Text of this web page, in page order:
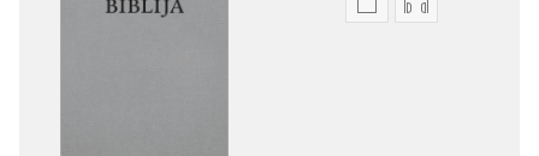
Skaitmeninių
Garso